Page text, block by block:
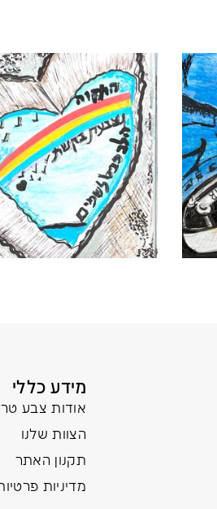
מידע כללי
אודות צבע
הצוות שלנו
תקנון האתר
מדיניות